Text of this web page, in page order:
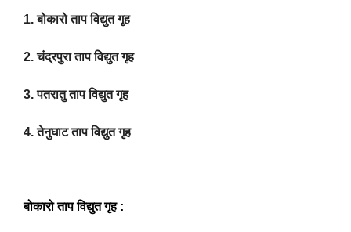
1. बोकारो ताप विद्युत गृह
2. चंद्रपुरा ताप विद्युत गृह
3. पतरातु ताप विद्युत गृह
4. तेनुघाट ताप विद्युत गृह
बोकारो ताप विद्युत गृह: